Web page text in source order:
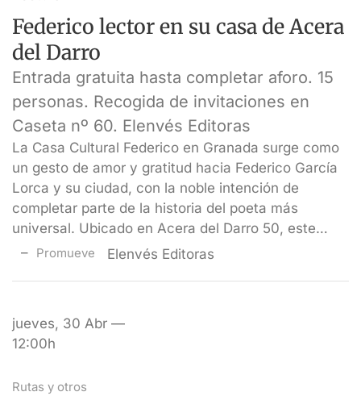
Federico lector en su casa de Acera
del Darro
Entrada gratuita hasta completar aforo. 15
personas. Recogida de invitaciones en
Caseta nº 60. Elenvés Editoras
La Casa Cultural Federico en Granada surge como
un gesto de amor y gratitud hacia Federico García
Lorca y su ciudad, con la noble intención de
completar parte de la historia del poeta más
universal. Ubicado en Acera del Darro 50, este…
Promueve Elenvés Editoras
jueves, 30 Abr —
12:00h
Rutas y otros